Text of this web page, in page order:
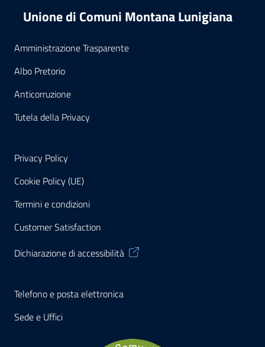
Unione di Comuni Montana Lunigiana
Amministrazione Trasparente
Albo Pretorio
Anticorruzione
Tutela della Privacy
Privacy Policy
Cookie Policy (UE)
Termini e condizioni
Customer Satisfaction
Dichiarazione di accessibilità
Telefono e posta elettronica
Sede e Uffici